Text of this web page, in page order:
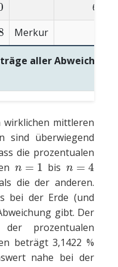
60,00
Merkur
aller
wirklichen mittleren
sind überwiegend
die prozentualen
n=1
bis
n=4
die der anderen.
bei der Erde (und
gibt. Der
prozentualen
beträgt 3,1422 %
nahe bei der